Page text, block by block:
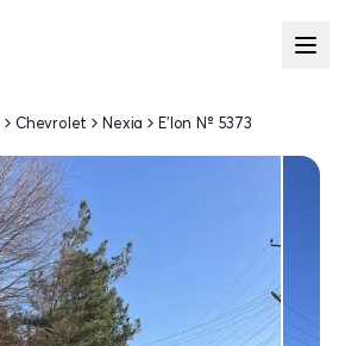
Chevrolet Nexia E'lon № 5373